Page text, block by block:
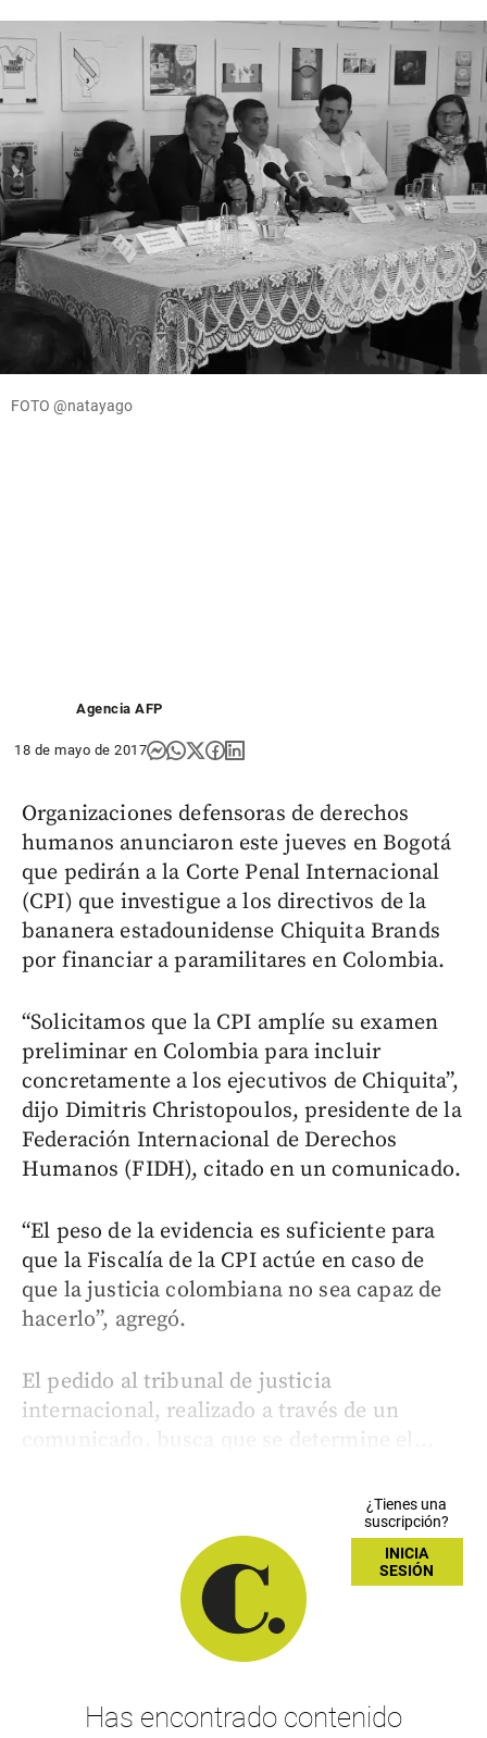
FOTO @natayago
Agencia AFP
18 de mayo de 2017
Organizaciones defensoras de derechos
humanos anunciaron este jueves en Bogotá
que pedirán a la Corte Penal Internacional
(CPI) que investigue a los directivos de la
bananera estadounidense Chiquita Brands
por financiar a paramilitares en Colombia.
“Solicitamos que la CPI amplíe su examen
preliminar en Colombia para incluir
concretamente a los ejecutivos de Chiquita”,
dijo Dimitris Christopoulos, presidente de la
Federación Internacional de Derechos
Humanos (FIDH), citado en un comunicado.
“El peso de la evidencia es suficiente para
que la Fiscalía de la CPI actúe en caso de
que la justicia colombiana no sea capaz de
hacerlo”, agregó.
El pedido al tribunal de justicia
internacional, realizado a través de un
comunicado, busca que se determine el...
¿Tienes una
suscripción?
INICIA
SESIÓN
Has encontrado contenido